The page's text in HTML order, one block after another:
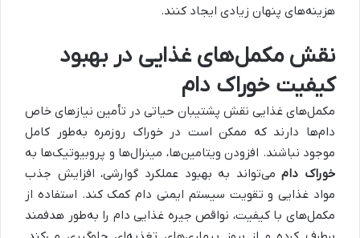
هزینه‌های پنهان زیادی ایجاد کنند.
نقش مکمل‌های غذایی در بهبود
کیفیت خوراک دام
مکمل‌های غذایی نقش پشتیبان حیاتی در تأمین نیازهای خاص
دام‌ها دارند که ممکن است در خوراک روزمره به‌طور کامل
موجود نباشند. افزودن ویتامین‌ها، مینرال‌ها و پروبیوتیک‌ها به
خوراک داممی‌تواند به بهبود عملکرد گوارشی، افزایش جذب
مواد غذایی و تقویت سیستم ایمنی دام کمک کند. استفاده از
مکمل‌های با کیفیت، نواقص جیره غذایی دام را به‌طور هدفمند